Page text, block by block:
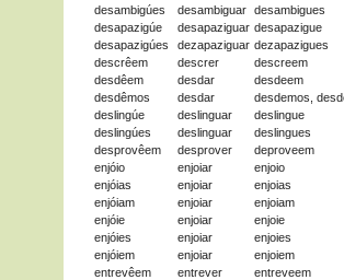
desambigúes
desambiguar desambigues
desapazigúe
desapaziguar desapazigue
desapazigúes
dezapaziguar dezapazigues
descrêem
descrer
descreem
desdêem
desdar
desdeem
desdêmos
desdar
desdemos,
deslingúe
deslinguar
deslingue
deslingúes
deslinguar
deslingues
desprovêem
desprover
deproveem
enjóio
enjoiar
enjoio
enjóias
enjoiar
enjoias
enjóiam
enjoiar
enjoiam
enjóie
enjoiar
enjoie
enjóies
enjoiar
enjoies
enjóiem
enjoiar
enjoiem
entrevêem
entrever entreveem